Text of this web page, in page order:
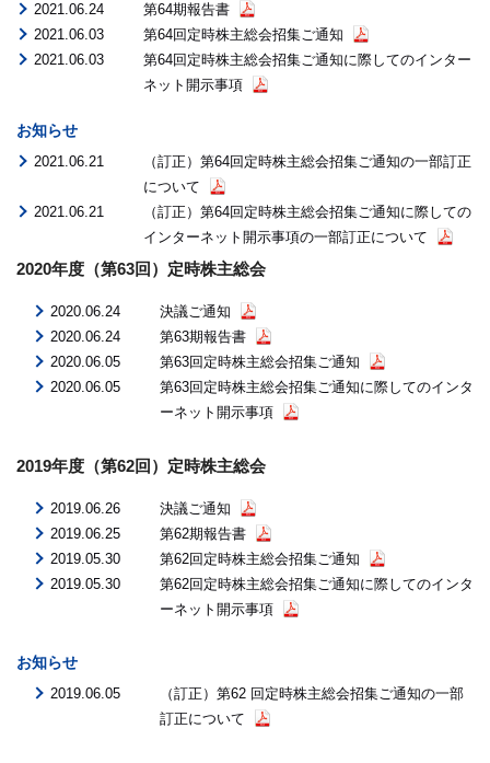
2021.06.24
第64期報告書
2021.06.03
第64回定時株主総会招集ご通知
2021.06.03
第64回定時株主総会招集ご通知に際してのインター
ネット開示事項
お知らせ
2021.06.21
（訂正）第64回定時株主総会招集ご通知の一部訂正
について
2021.06.21
（訂正）第64回定時株主総会招集ご通知に際しての
インターネット開示事項の一部訂正について
2020年度（第63回）定時株主総会
2020.06.24
決議ご通知
2020.06.24
第63期報告書
2020.06.05
第63回定時株主総会招集ご通知
2020.06.05
第63回定時株主総会招集ご通知に際してのインタ
ーネット開示事項
2019年度（第62回）定時株主総会
2019.06.26
決議ご通知
2019.06.25
第62期報告書
2019.05.30
第62回定時株主総会招集ご通知
2019.05.30
第62回定時株主総会招集ご通知に際してのインタ
ーネット開示事項
お知らせ
2019.06.05
（訂正）第62 回定時株主総会招集ご通知の一部
訂正について